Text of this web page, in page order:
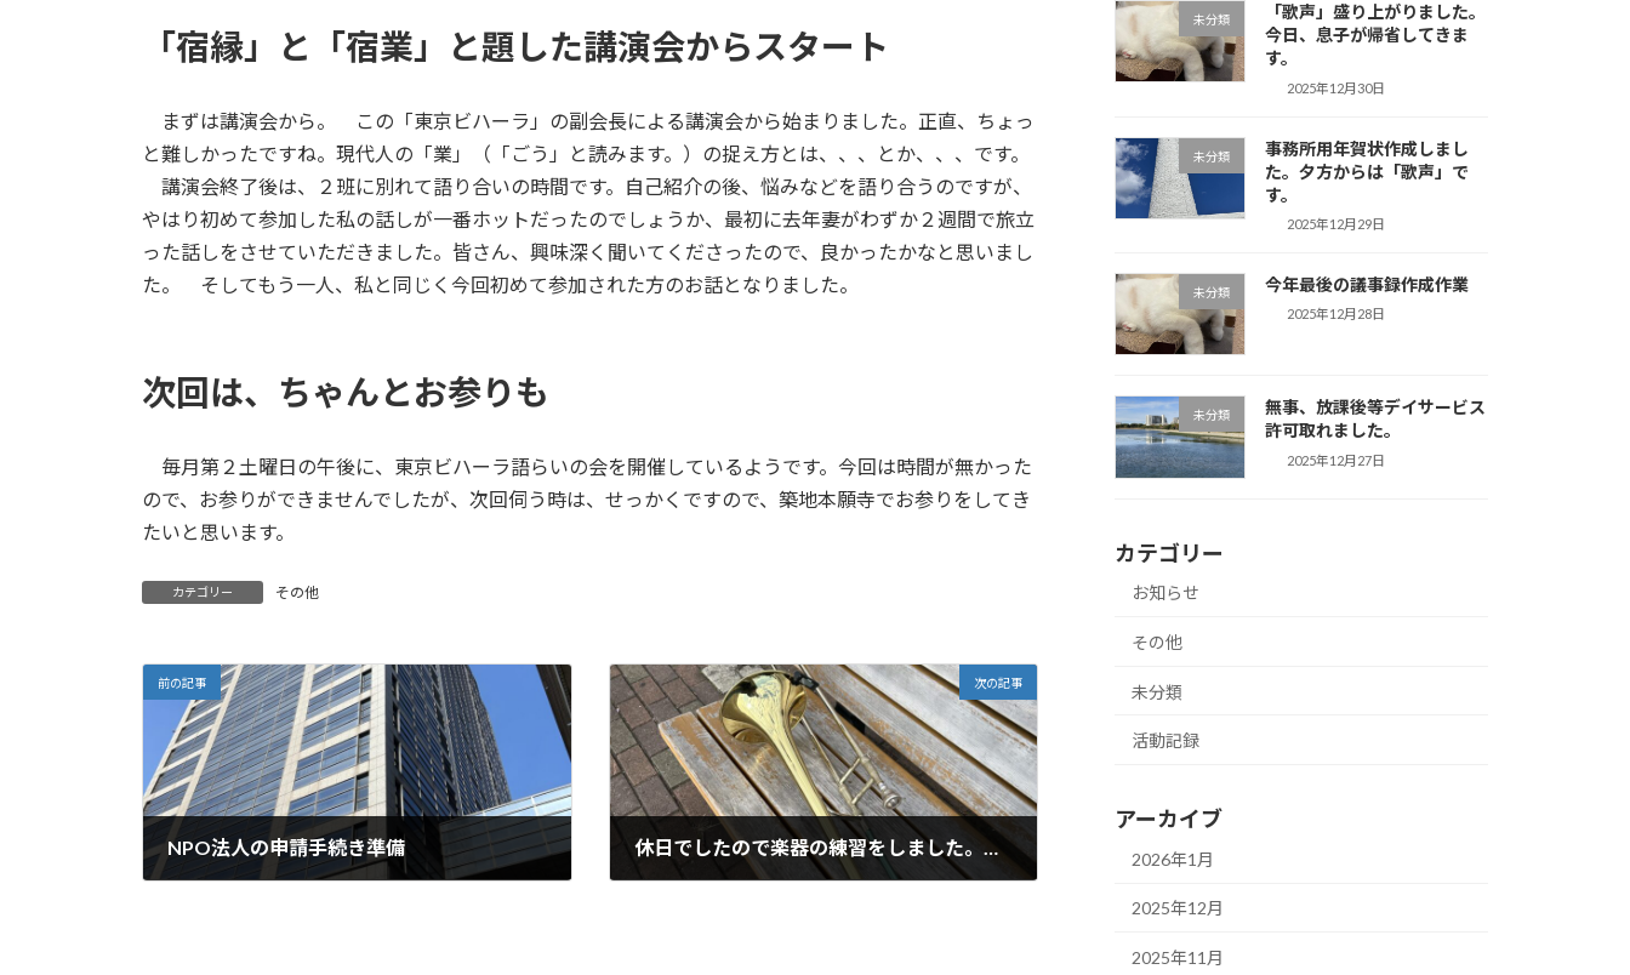
「宿縁」と「宿業」と題した講演会からスタート
まずは講演会から。 この「東京ビハーラ」の副会長による講演会から始まりました。正直、ちょっ
と難しかったですね。現代人の「業」（「ごう」と読みます。）の捉え方とは、、、とか、、、です。
講演会終了後は、２班に別れて語り合いの時間です。自己紹介の後、悩みなどを語り合うのですが、
やはり初めて参加した私の話しが一番ホットだったのでしょうか、最初に去年妻がわずか２週間で旅立
った話しをさせていただきました。皆さん、興味深く聞いてくださったので、良かったかなと思いまし
た。 そしてもう一人、私と同じく今回初めて参加された方のお話となりました。
次回は、ちゃんとお参りも
毎月第２土曜日の午後に、東京ビハーラ語らいの会を開催しているようです。今回は時間が無かった
ので、お参りができませんでしたが、次回伺う時は、せっかくですので、築地本願寺でお参りをしてき
たいと思います。
カテゴリー その他
前の記事
NPO法人の申請手続き準備
次の記事
休日でしたので楽器の練習をしました。また今週も頑張りましょう
未分類
「歌声」盛り上がりました。
今日、息子が帰省してきま
す。
2025年12月30日
未分類
事務所用年賀状作成しまし
た。夕方からは「歌声」で
す。
2025年12月29日
未分類 今年最後の議事録作成作業
2025年12月28日
未分類
無事、放課後等デイサービス
許可取れました。
2025年12月27日
カテゴリー
お知らせ
その他
未分類
活動記録
アーカイブ
2026年1月
2025年12月
2025年11月